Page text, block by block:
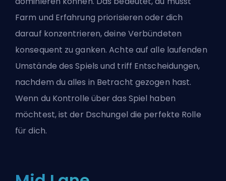
Farm und Erfahrung priorisieren oder dich
darauf konzentrieren, deine Verbündeten
konsequent zu ganken. Achte auf alle laufenden
Umstände des Spiels und triff Entscheidungen,
nachdem du alles in Betracht gezogen hast.
Wenn du Kontrolle über das Spiel haben
möchtest, ist der Dschungel die perfekte Rolle
für dich.